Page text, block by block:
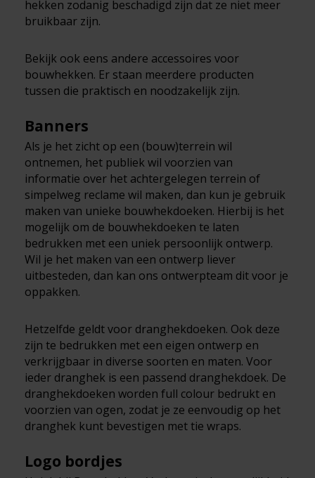
hekken zodanig beschadigd zijn dat ze niet meer
bruikbaar zijn.
Bekijk ook eens andere accessoires voor
bouwhekken. Er staan meerdere producten
tussen die praktisch en noodzakelijk zijn.
Banners
Als je het zicht op een (bouw)terrein wil
ontnemen, het publiek wil voorzien van
informatie over het achtergelegen terrein of
simpelweg reclame wil maken, dan kun je gebruik
maken van unieke bouwhekdoeken. Hierbij is het
mogelijk om de bouwhekdoeken te laten
bedrukken met een uniek persoonlijk ontwerp.
Wil je het maken van een ontwerp liever
uitbesteden, dan kan ons ontwerpteam dit voor je
oppakken.
Hetzelfde geldt voor dranghekdoeken. Ook deze
zijn te bedrukken met een eigen ontwerp en
verkrijgbaar in diverse soorten en maten. Voor
ieder dranghek is een passend dranghekdoek. De
dranghekdoeken worden full colour bedrukt en
voorzien van ogen, zodat je ze eenvoudig op het
dranghek kunt bevestigen met tie wraps.
Logo bordjes